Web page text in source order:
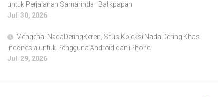
untuk Perjalanan Samarinda–Balikpapan
Juli 30, 2026
Mengenal NadaDeringKeren, Situs Koleksi Nada Dering Khas
Indonesia untuk Pengguna Android dan iPhone
Juli 29, 2026